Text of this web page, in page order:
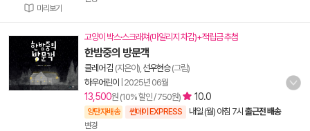
미리보기
고양이 박스·스크래쳐(마일리지 차감)+적립금 추첨
한밤중의 방문객
클레어 김 (지은이), 선우현승(그림)
하우어린이
2025년 06월
13,500원 (10% 할인 / 750원) 10.0
양탄자배송 썬데이 EXPRESS 내일 (월) 아침 7시 출근전 배송
변경